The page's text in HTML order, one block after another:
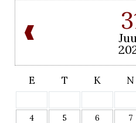
E T K N
4
5 6 7